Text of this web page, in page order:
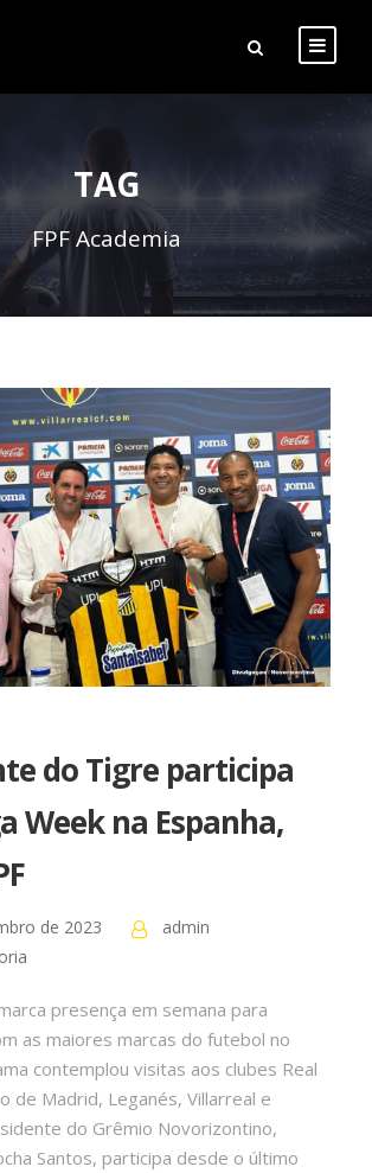
TAG
FPF Academia
do Tigre participa
Week na Espanha,
de 2023
admin
presença em semana para
as maiores marcas do futebol no
contemplou visitas aos clubes Real
de Madrid, Leganés, Villarreal e
do Grêmio Novorizontino,
Santos, participa desde o último